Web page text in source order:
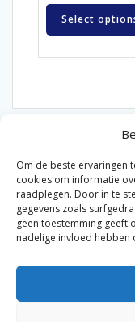
Om de beste ervaringen
cookies om informatie
raadplegen. Door in te
gegevens zoals
geen toestemming geeft
nadelige invloed hebben
Select
© 2026 Van
Algemene
algemene